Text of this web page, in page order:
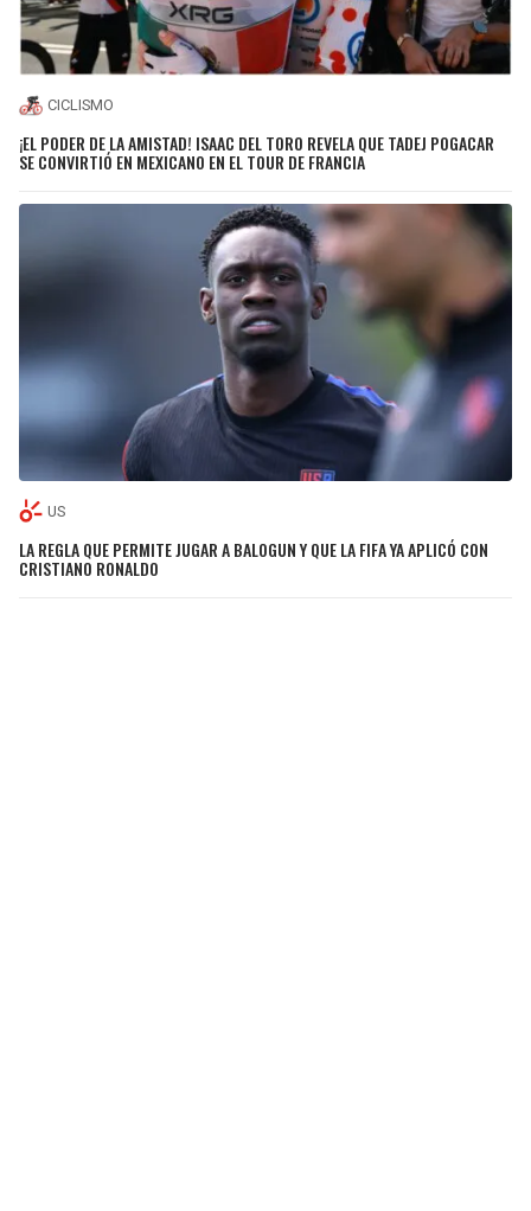
CICLISMO
¡EL PODER DE LA AMISTAD! ISAAC DEL TORO REVELA QUE TADEJ POGACAR
SE CONVIRTIÓ EN MEXICANO EN EL TOUR DE FRANCIA
US
LA REGLA QUE PERMITE JUGAR A BALOGUN Y QUE LA FIFA YA APLICÓ CON
CRISTIANO RONALDO